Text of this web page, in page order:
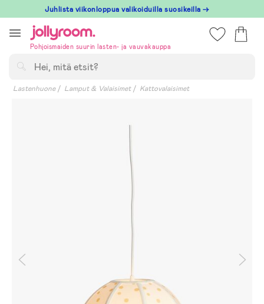
till
innehållet
Juhlista viikonloppua valikoiduilla suosikeilla →
Pohjoismaiden suurin lasten- ja vauvakauppa
Lastenhuone Lamput & Valaisimet Kattovalaisimet